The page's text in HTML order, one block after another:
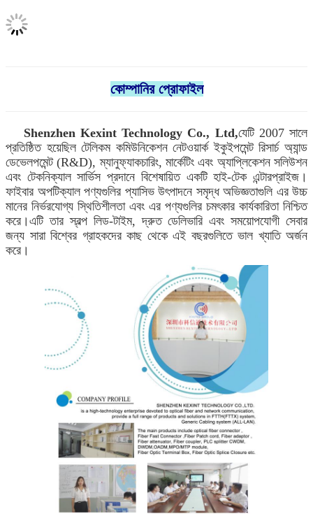
কোম্পানির প্রোফাইল
Shenzhen Kexint Technology Co., Ltd,যেটি 2007 সালে
প্রতিষ্ঠিত হয়েছিল টেলিকম কমিউনিকেশন নেটওয়ার্ক ইকুইপমেন্ট রিসার্চ অ্যান্ড
ডেভেলপমেন্ট (R&D), ম্যানুফ্যাকচারিং, মার্কেটিং এবং অ্যাপ্লিকেশন সলিউশন
এবং টেকনিক্যাল সার্ভিস প্রদানে বিশেষায়িত একটি হাই-টেক এন্টারপ্রাইজ।
ফাইবার অপটিক্যাল পণ্যগুলির প্যাসিভ উৎপাদনে সমৃদ্ধ অভিজ্ঞতাগুলি এর উচ্চ
মানের নির্ভরযোগ্য স্থিতিশীলতা এবং এর পণ্যগুলির চমৎকার কার্যকারিতা নিশ্চিত
করে।এটি তার স্বল্প লিড-টাইম, দ্রুত ডেলিভারি এবং সময়োপযোগী সেবার
জন্য সারা বিশ্বের গ্রাহকদের কাছ থেকে এই বছরগুলিতে ভাল খ্যাতি অর্জন
করে।